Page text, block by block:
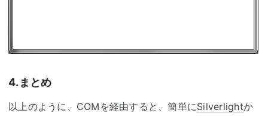
4.まとめ
以上のように、COMを経由すると、簡単にSilverlightか